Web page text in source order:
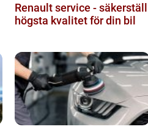
Renault service - säkerställ
högsta kvalitet för din bil